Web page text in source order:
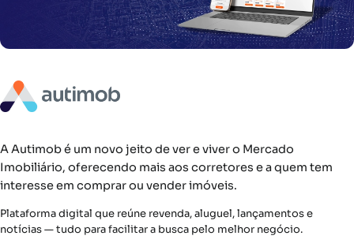
A Autimob é um novo jeito de ver e viver o Mercado
Imobiliário, oferecendo mais aos corretores e a quem tem
interesse em comprar ou vender imóveis.
Plataforma digital que reúne revenda, aluguel, lançamentos e
notícias — tudo para facilitar a busca pelo melhor negócio.